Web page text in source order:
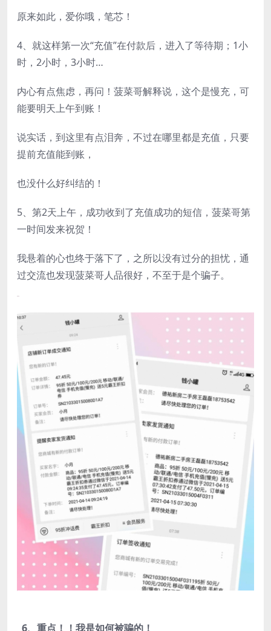
原来如此，爱你哦，笔芯！
4、就这样第一次“充值”在付款后，进入了等待期；1小
时，2小时，3小时…
内心有点焦虑，再问！菠菜哥解释说，这个是慢充，可
能要明天上午到账！
说实话，到这里有点泪奔，不过在哪里都是充值，只要
提前充值能到账，
也没什么好纠结的！
5、第2天上午，成功收到了充值成功的短信，菠菜哥第
一时间发来祝贺！
我悬着的心也终于落下了，之所以没有过分的担忧，通
过交流也发现菠菜哥人品很好，不至于是个骗子。
6、重点！！我是如何被骗的！